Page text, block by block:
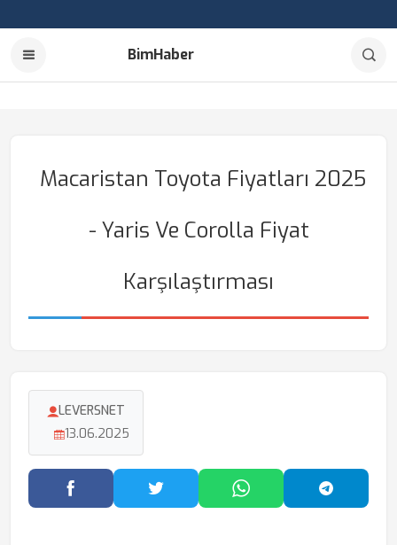
BimHaber
Macaristan Toyota Fiyatları 2025
- Yaris Ve Corolla Fiyat
Karşılaştırması
LEVERSNET
13.06.2025
Facebook'ta PaylaşTwitter'da PaylaşWhatsApp'ta Paylaş